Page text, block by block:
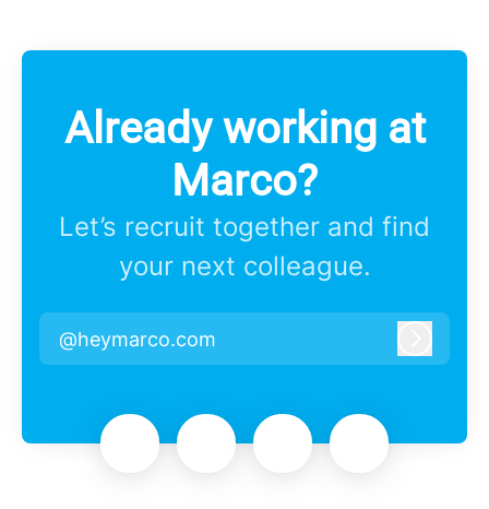
Already working at
Marco?
Let’s recruit together and find
your next colleague.
@heymarco.com